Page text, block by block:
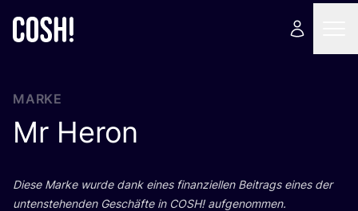
MARKE
Mr Heron
Die­se Mar­ke wur­de dank eines finan­zi­el­len Bei­trags eines der
unten­ste­hen­den Geschäf­te in COSH! aufgenommen.